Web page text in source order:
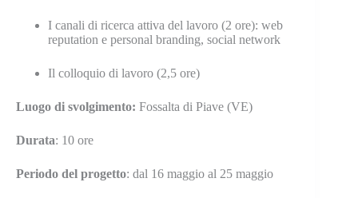
I canali di ricerca attiva del lavoro (2 ore): web
reputation e personal branding, social network
Il colloquio di lavoro (2,5 ore)
Luogo di svolgimento: Fossalta di Piave (VE)
Durata: 10 ore
Periodo del progetto: dal 16 maggio al 25 maggio